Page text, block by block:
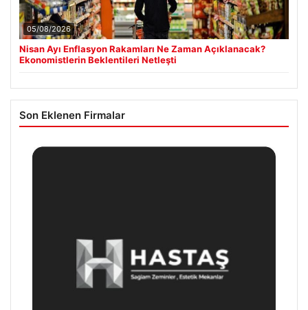
05/08/2026
Nisan Ayı Enflasyon Rakamları Ne Zaman Açıklanacak?
Ekonomistlerin Beklentileri Netleşti
Son Eklenen Firmalar